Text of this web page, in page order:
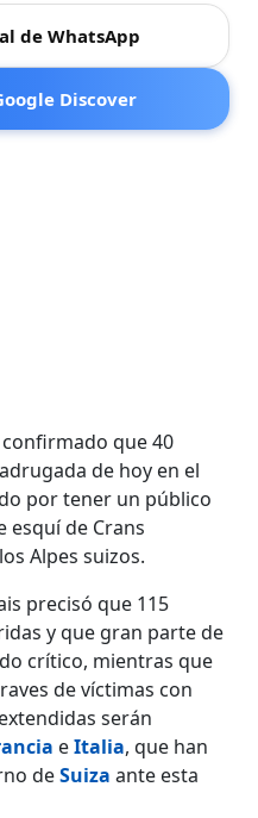
de WhatsApp
Discover
que 40
de hoy en el
por tener un público
esquí de Crans
Alpes suizos.
precisó que 115
y que gran parte de
crítico, mientras que
de víctimas con
serán
eItalia, que han
deSuizaante esta